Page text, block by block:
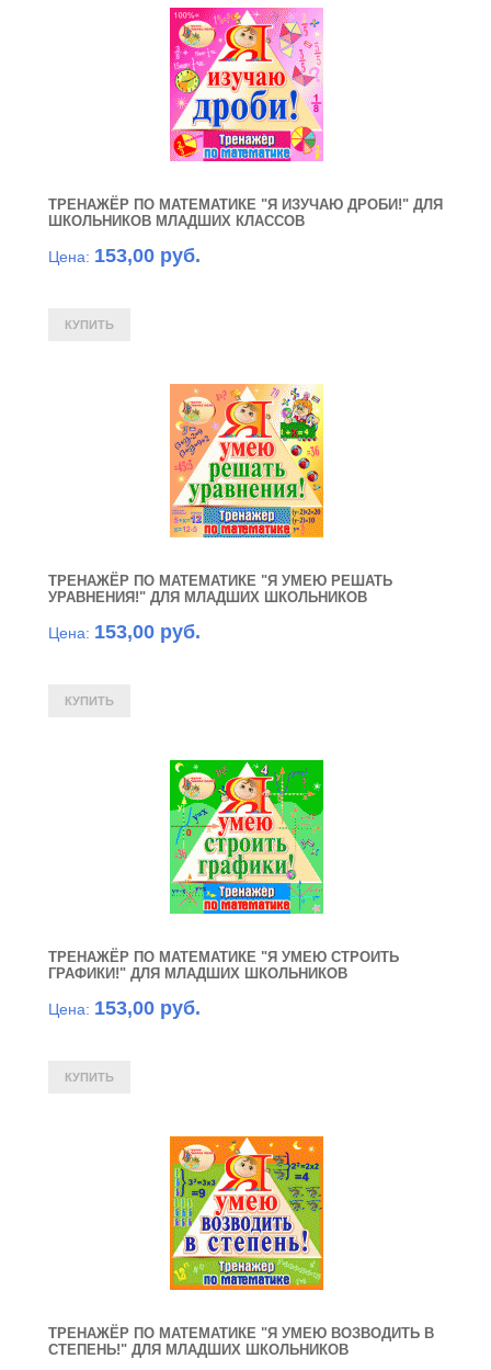
ТРЕНАЖЁР ПО МАТЕМАТИКЕ "Я ИЗУЧАЮ ДРОБИ!" ДЛЯ
ШКОЛЬНИКОВ МЛАДШИХ КЛАССОВ
Цена: 153,00 руб.
ТРЕНАЖЁР ПО МАТЕМАТИКЕ "Я УМЕЮ РЕШАТЬ
УРАВНЕНИЯ!" ДЛЯ МЛАДШИХ ШКОЛЬНИКОВ
Цена: 153,00 руб.
ТРЕНАЖЁР ПО МАТЕМАТИКЕ "Я УМЕЮ СТРОИТЬ
ГРАФИКИ!" ДЛЯ МЛАДШИХ ШКОЛЬНИКОВ
Цена: 153,00 руб.
ТРЕНАЖЁР ПО МАТЕМАТИКЕ "Я УМЕЮ ВОЗВОДИТЬ В
СТЕПЕНЬ!" ДЛЯ МЛАДШИХ ШКОЛЬНИКОВ